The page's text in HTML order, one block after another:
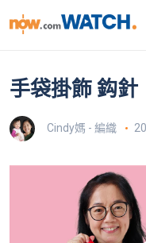
手袋掛飾 鈎針
Cindy媽 - 編織